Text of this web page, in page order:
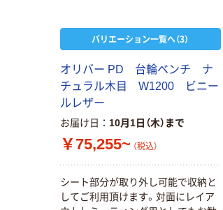
バリエーション一覧へ（3）
オリバー PD 台輪ベンチ ナ
チュラル木目 W1200 ビニー
ルレザー
お届け日 10月1日（木）まで
￥75,255~ （税込）
シート部分が取り外し可能で収納と
してご利用頂けます。対面にレイア